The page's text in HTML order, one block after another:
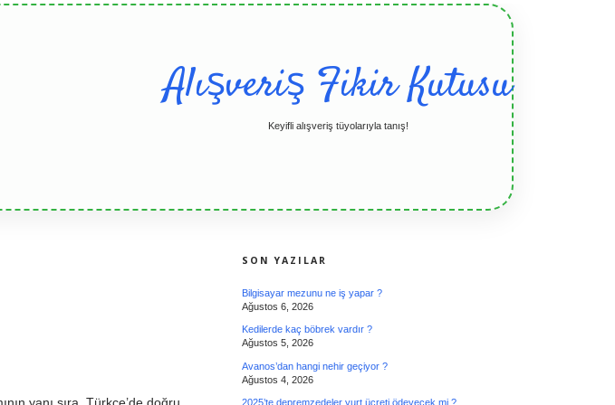
Alışveriş Fikir Kutusu
Keyifli alışveriş tüyolarıyla tanış!
yanı sıra, Türkçe’de doğru
SON YAZILAR
Bilgisayar mezunu ne iş yapar ?
Ağustos 6, 2026
Kedilerde kaç böbrek vardır ?
Ağustos 5, 2026
Avanos’dan hangi nehir geçiyor ?
Ağustos 4, 2026
2025’te depremzedeler yurt ücreti ödeyecek mi ?